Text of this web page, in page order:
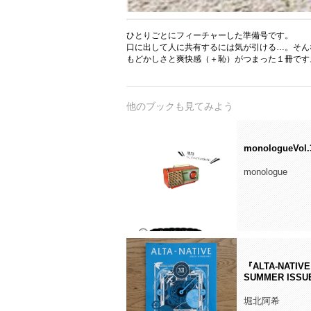
ひとりごとにフィーチャーした準備号です。
口に出して人に共有するには気が引ける…。そ
もどかしさと爽快感（＋恥）がつまった１冊で
他のブックも見てみよう
monologue
『ALTA-
SUMMER
堀北阿希